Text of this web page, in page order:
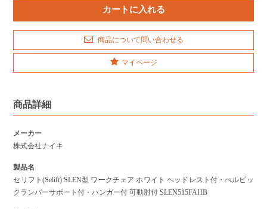
商品について問い合わせる
マイページ
商品詳細
メーカー
株式会社ナイキ
製品名
セリフト(Selift) SLEN型 ワークチェア ホワイト ヘッドレスト付・ぺルビッ
クランバーサポート付・ハンガー付 可動肘付 SLEN515FAHB